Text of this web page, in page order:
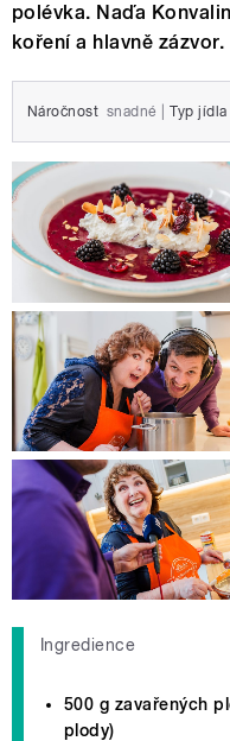
polévka. Naďa
koření a hlavně zázvor.
Náročnost snadné Typ jídla
Ingredience
500 g zavařených
plody)